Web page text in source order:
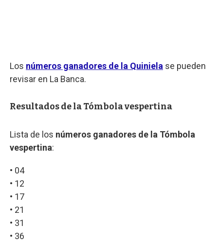
Los números ganadores de la Quiniela se pueden
revisar en La Banca.
Resultados de la Tómbola vespertina
Lista de los números ganadores de la Tómbola
vespertina:
• 04
• 12
• 17
• 21
• 31
• 36